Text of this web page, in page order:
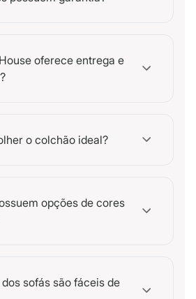
oferece entrega e
o colchão ideal?
opções de cores
sofás são fáceis de